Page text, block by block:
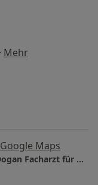
· Mehr
Maps
Privatpraxis für Orthopädie Sadik Dogan Facharzt für Orthopädie und Unfallchirurgie